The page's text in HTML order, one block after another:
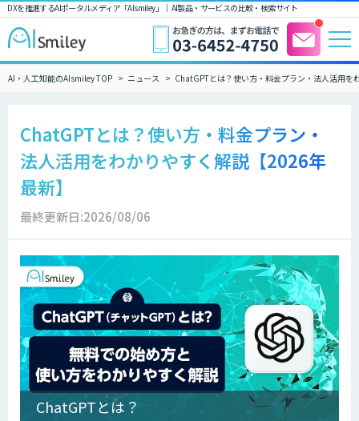
DXを推進するAIポータルメディア「AIsmiley」｜ AI製品・サービスの比較・検索サイト
AI・人工知能のAIsmiley TOP ニュース ChatGPTとは？使い方・料金プラン・法人活用を
ChatGPTとは？使い方・料金プラン・
法人活用をわかりやすく解説【2026年
最新】
最終更新日:2026/08/06
ChatGPTとは？